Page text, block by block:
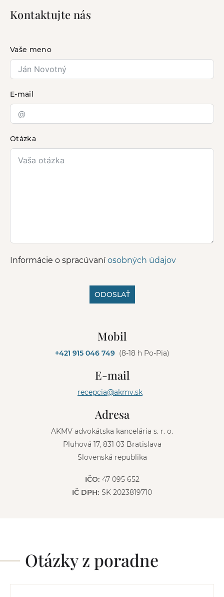
Kontaktujte nás
Vaše meno
E-mail
Otázka
Informácie o spracúvaníosobných údajov
ODOSLAŤ
Mobil
+421 915 046 749 (8-18 h Po-Pia)
E-mail
recepcia@akmv.sk
Adresa
AKMV advokátska kancelária s. r. o.
Pluhová 17, 831 03 Bratislava
Slovenská republika
IČO: 47 095 652
IČ DPH: SK 2023819710
Otázky z poradne